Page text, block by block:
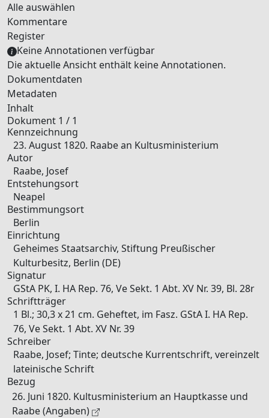
Alle auswählen
Kommentare
Register
Keine Annotationen verfügbar
Die aktuelle Ansicht enthält keine Annotationen.
Dokumentdaten
Metadaten
Inhalt
Dokument 1 / 1
Kennzeichnung
23. August 1820. Raabe an Kultusministerium
Autor
Raabe, Josef
Entstehungsort
Neapel
Bestimmungsort
Berlin
Einrichtung
Geheimes Staatsarchiv, Stiftung Preußischer
Kulturbesitz, Berlin (DE)
Signatur
GStA PK, I. HA Rep. 76, Ve Sekt. 1 Abt. XV Nr. 39, Bl. 28r
Schriftträger
1 Bl.; 30,3 x 21 cm. Geheftet, im Fasz. GStA I. HA Rep.
76, Ve Sekt. 1 Abt. XV Nr. 39
Schreiber
Raabe, Josef; Tinte; deutsche Kurrentschrift, vereinzelt
lateinische Schrift
Bezug
26. Juni 1820. Kultusministerium an Hauptkasse und
Raabe (Angaben)